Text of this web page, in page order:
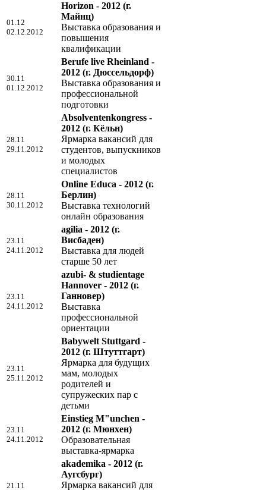
01.12
02.12.2012
Horizon - 2012 (г.
Майнц)
Выставка образования и
повышения
квалификации
30.11
01.12.2012
Berufe live Rheinland -
2012 (г. Дюссельдорф)
Выставка образования и
профессиональной
подготовки
28.11
29.11.2012
Absolventenkongress -
2012 (г. Кёльн)
Ярмарка вакансий для
студентов, выпускников
и молодых
специалистов
28.11
30.11.2012
Online Educa - 2012 (г.
Берлин)
Выставка технологий
онлайн образования
23.11
24.11.2012
agilia - 2012 (г.
Висбаден)
Выставка для людей
старше 50 лет
23.11
24.11.2012
azubi- & studientage
Hannover - 2012 (г.
Ганновер)
Выставка
профессиональной
ориентации
23.11
25.11.2012
Babywelt Stuttgard -
2012 (г. Штуттгарт)
Ярмарка для будущих
мам, молодых
родителей и
супружеских пар с
детьми
23.11
24.11.2012
Einstieg M"unchen -
2012 (г. Мюнхен)
Образовательная
выставка-ярмарка
21.11
akademika - 2012 (г.
Аугсбург)
Ярмарка вакансий для